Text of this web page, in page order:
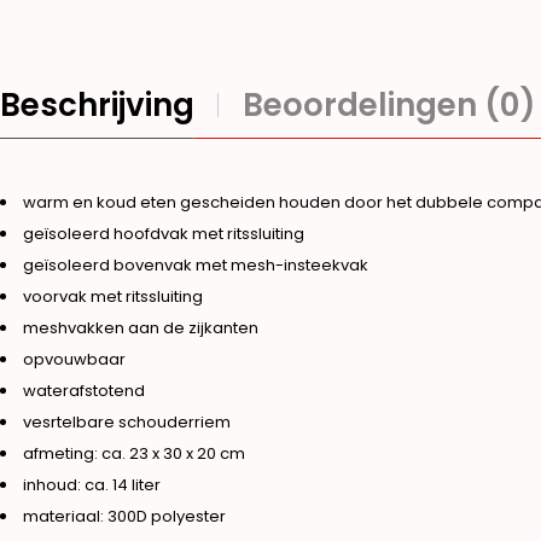
Beschrijving Beoordelingen (0)
warm en koud eten gescheiden houden door het dubbele
geïsoleerd hoofdvak met ritssluiting
geïsoleerd bovenvak met mesh-insteekvak
voorvak met ritssluiting
meshvakken aan de zijkanten
opvouwbaar
waterafstotend
vesrtelbare schouderriem
afmeting: ca. 23 x 30 x 20 cm
inhoud: ca. 14 liter
materiaal: 300D polyester